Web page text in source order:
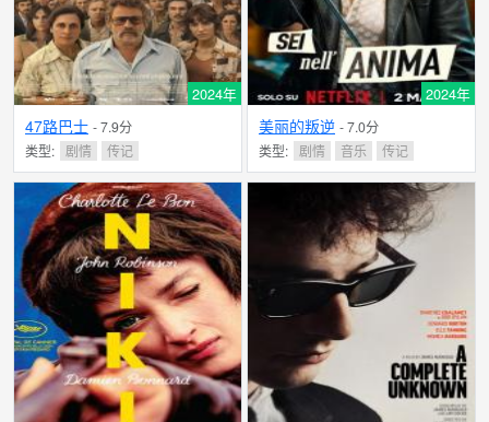
2024年
47路巴士 - 7.9分
类型: 剧情 传记
2024年
美丽的叛逆 - 7.0分
类型: 剧情 音乐 传记